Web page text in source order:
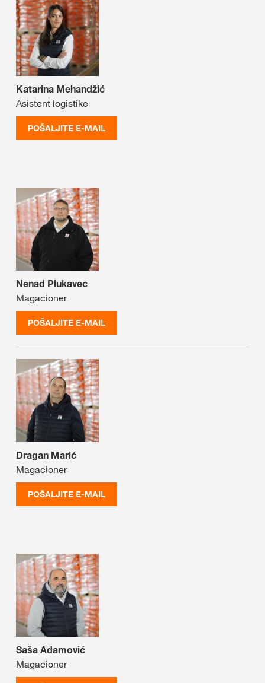
Katarina Mehandžić
Asistent logistike
POŠALJITE E-MAIL
Nenad Plukavec
Magacioner
POŠALJITE E-MAIL
Dragan Marić
Magacioner
POŠALJITE E-MAIL
Saša Adamović
Magacioner